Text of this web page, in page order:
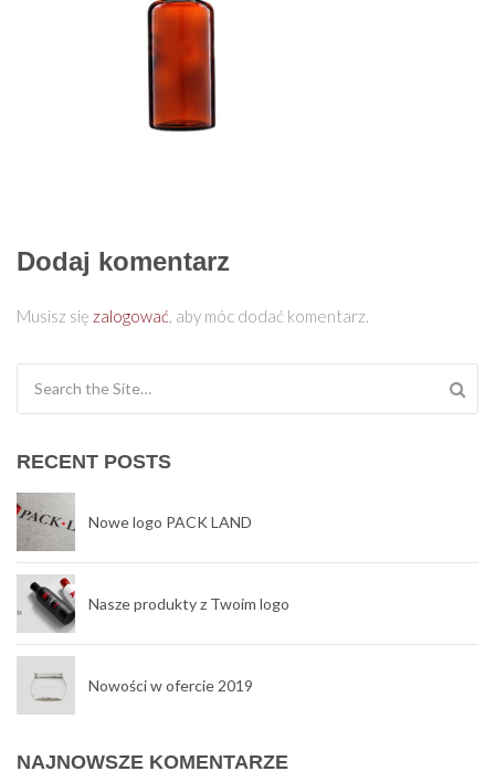
Dodaj komentarz
Musisz się zalogować, aby móc dodać komentarz.
RECENT POSTS
Nowe logo PACK LAND
Nasze produkty z Twoim logo
Nowości w ofercie 2019
NAJNOWSZE KOMENTARZE